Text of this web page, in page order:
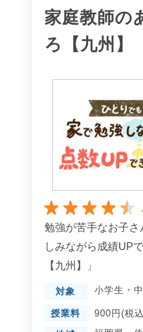
家庭教師の
ろ【九州】
勉強が苦手なお子
しみながら成績UP
【九州】」
対象 小学生 ・
授業料 900円(税